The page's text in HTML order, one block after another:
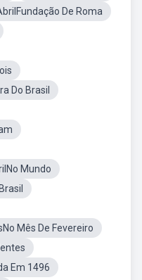
De Roma
Do Brasil
Mundo
Mês De Fevereiro
Em 1496